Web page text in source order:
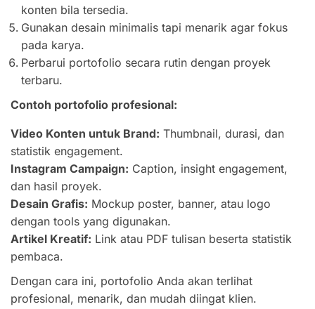
konten bila tersedia.
Gunakan desain minimalis tapi menarik agar fokus
pada karya.
Perbarui portofolio secara rutin dengan proyek
terbaru.
Contoh portofolio profesional:
Video Konten untuk Brand: Thumbnail, durasi, dan
statistik engagement.
Instagram Campaign: Caption, insight engagement,
dan hasil proyek.
Desain Grafis: Mockup poster, banner, atau logo
dengan tools yang digunakan.
Artikel Kreatif: Link atau PDF tulisan beserta statistik
pembaca.
Dengan cara ini, portofolio Anda akan terlihat
profesional, menarik, dan mudah diingat klien.